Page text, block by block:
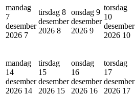
mandag
7
desember
2026 7
tirsdag 8
desember
2026 8
onsdag 9
desember
2026 9
torsdag
10
desember
2026 10
mandag
14
desember
2026 14
tirsdag
15
desember
2026 15
onsdag
16
desember
2026 16
torsdag
17
desember
2026 17